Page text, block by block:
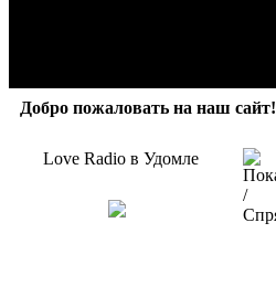
Добро пожаловать на наш сайт!
Love Radio в Удомле